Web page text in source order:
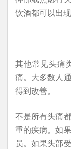
饮酒都可以出现
其他常见头痛
痛。大多数人
得到改善。
不是所有头痛
重的疾病。如
员。如果头部